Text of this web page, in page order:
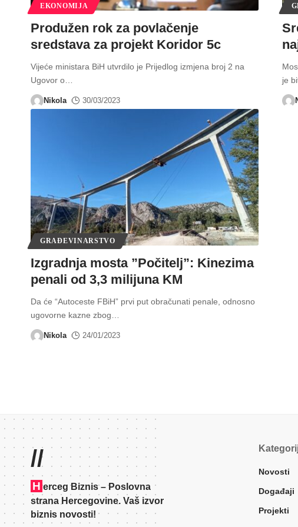
EKONOMIJA
Produžen rok za povlačenje
sredstava za projekt Koridor 5c
Vijeće ministara BiH utvrdilo je Prijedlog izmjena broj 2 na
Ugovor o
Nikola 30/03/2023
je
GRAĐEVINARSTVO
Izgradnja mosta ”Počitelj”: Kinezima
penali od 3,3 milijuna KM
Da će “Autoceste FBiH” prvi put obračunati penale, odnosno
ugovorne kazne zbog
Nikola 24/01/2023
//
H erceg Biznis – Poslovna
strana Hercegovine. Vaš izvor
biznis novosti!
Novosti
Događaji
Projekti